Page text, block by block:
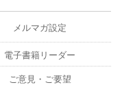
メルマガ設定
電子書籍リーダー
ご意見・ご要望